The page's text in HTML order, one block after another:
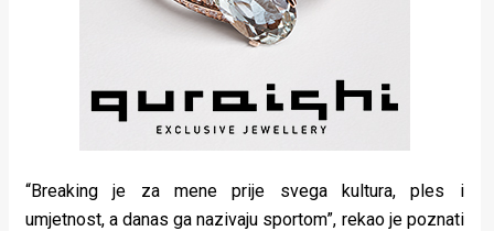
“Breaking je za mene prije svega kultura, ples i
umjetnost, a danas ga nazivaju sportom”, rekao je poznati